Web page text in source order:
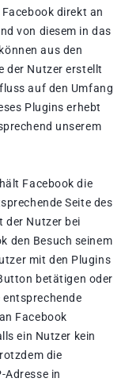
direkt an
von diesem in das
aus den
der Nutzer erstellt
auf den Umfang
Plugins erhebt
unserem
Facebook die
Seite des
der Nutzer bei
den Besuch seinem
mit den Plugins
betätigen oder
Facebook
ein Nutzer kein
die
Adresse in